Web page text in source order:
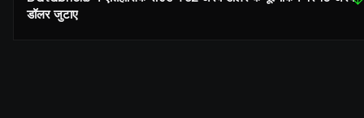
डॉलर जुटाए